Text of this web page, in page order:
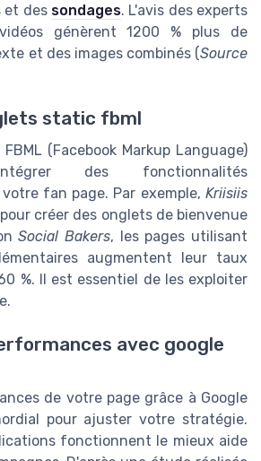
et des sondages. L'avis des experts
génèrent 1200 % plus de
et des images combinés (Source
static fbml
(Facebook Markup Language)
des fonctionnalités
fan page. Par exemple, Kriisiis
créer des onglets de bienvenue
Social Bakers, les pages utilisant
augmentent leur taux
%. Il est essentiel de les exploiter
avec google
de votre page grâce à Google
pour ajuster votre stratégie.
fonctionnent le mieux aide